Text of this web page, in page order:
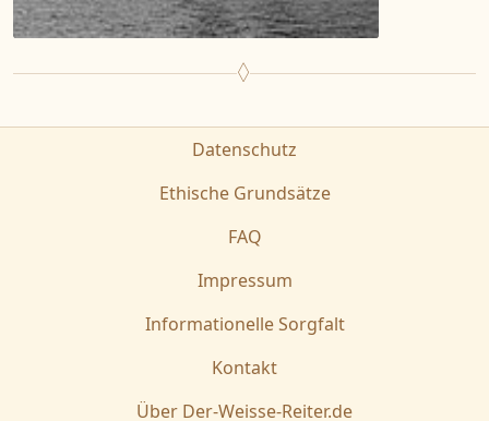
Datenschutz
Ethische Grundsätze
FAQ
Impressum
Informationelle Sorgfalt
Kontakt
Über Der-Weisse-Reiter.de